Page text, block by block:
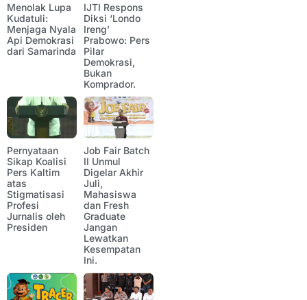
Menolak Lupa
Kudatuli:
Menjaga Nyala
Api Demokrasi
dari Samarinda
IJTI Respons
Diksi ‘Londo
Ireng’
Prabowo: Pers
Pilar
Demokrasi,
Bukan
Komprador.
Pernyataan
Sikap Koalisi
Pers Kaltim
atas
Stigmatisasi
Profesi
Jurnalis oleh
Presiden
Job Fair Batch
II Unmul
Digelar Akhir
Juli,
Mahasiswa
dan Fresh
Graduate
Jangan
Lewatkan
Kesempatan
Ini.